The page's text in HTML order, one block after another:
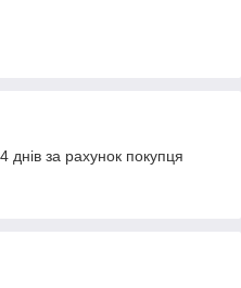
за рахунок покупця